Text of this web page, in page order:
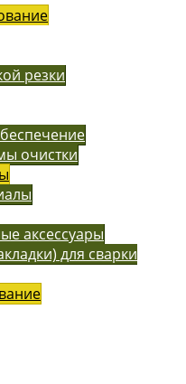
резки
очистки
аксессуары
для сварки